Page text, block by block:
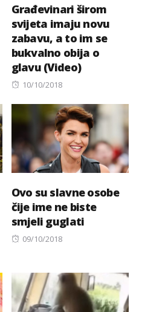
Građevinari širom
svijeta imaju novu
zabavu, a to im se
bukvalno obija o
glavu (Video)
Posted
10/10/2018
Ovo su slavne osobe
čije ime ne biste
smjeli guglati
Posted
09/10/2018